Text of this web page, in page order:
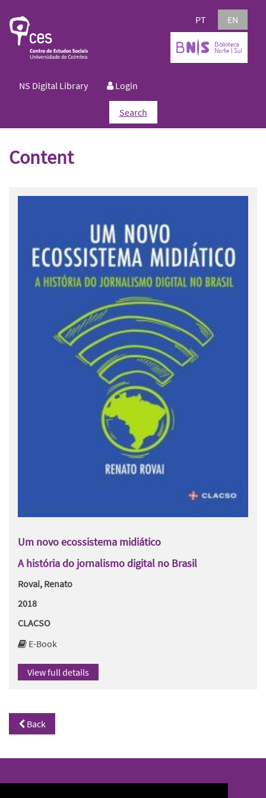
PT EN
NS Digital Library Login
Search
Content
Um novo ecossistema midiático
A história do jornalismo digital no Brasil
Rovai, Renato
2018
CLACSO
E-Book
View full details
Back